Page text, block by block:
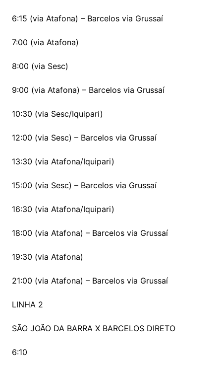
6:15 (via Atafona) – Barcelos via Grussaí
7:00 (via Atafona)
8:00 (via Sesc)
9:00 (via Atafona) – Barcelos via Grussaí
10:30 (via Sesc/Iquipari)
12:00 (via Sesc) – Barcelos via Grussaí
13:30 (via Atafona/Iquipari)
15:00 (via Sesc) – Barcelos via Grussaí
16:30 (via Atafona/Iquipari)
18:00 (via Atafona) – Barcelos via Grussaí
19:30 (via Atafona)
21:00 (via Atafona) – Barcelos via Grussaí
LINHA 2
SÃO JOÃO DA BARRA X BARCELOS DIRETO
6:10